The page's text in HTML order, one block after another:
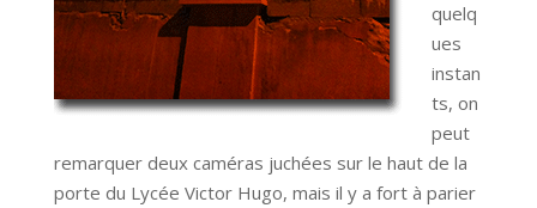
quelq
ues
instan
ts, on
peut
remarquer deux caméras juchées sur le haut de la
porte du Lycée Victor Hugo, mais il y a fort à parier